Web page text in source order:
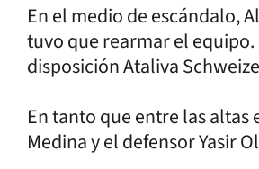
En el medio de escándalo,
tuvo que rearmar el
disposición Ataliva
En tanto que entre las
Medina y el defensor Yasir